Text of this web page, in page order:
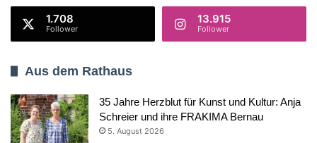
1.708
Follower
13.915
Follower
Aus dem Rathaus
35 Jahre Herzblut für Kunst und Kultur: Anja
Schreier und ihre FRAKIMA Bernau
5. August 2026